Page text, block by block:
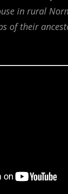
in rural
of their